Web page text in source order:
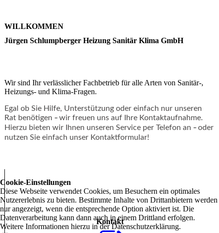
WILLKOMMEN
Jürgen Schlumpberger Heizung Sanitär Klima GmbH
Wir sind Ihr verlässlicher Fachbetrieb füralle Arten von Sanitär-,
Heizungs- und Klima-Fragen.
Egal ob Sie Hilfe, Unterstützung oder einfach nur unseren
Rat benötigen – wir freuen uns auf Ihre Kontaktaufnahme.
Hierzu bieten wir Ihnen unseren Service per Telefon an – oder
nutzen Sie einfach unser Kontaktformular!
Kontakt
Cookie-Einstellungen
Diese Webseite verwendet Cookies, um Besuchern ein optimales
Nutzererlebnis zu bieten. Bestimmte Inhalte von Drittanbietern werden
nur angezeigt, wenn die entsprechende Option aktiviert ist. Die
Datenverarbeitung kann dann auch in einem Drittland erfolgen.
Weitere Informationen hierzu in der Datenschutzerklärung.